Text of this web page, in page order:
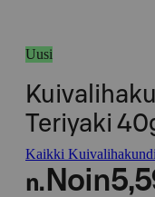
Uusi
Teriyaki
Kaikki
n. Noin